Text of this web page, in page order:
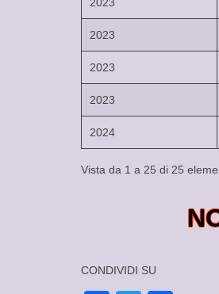
2023
2023
2023
2024
Vista da 1 a 25 di 25
CONDIVIDI SU